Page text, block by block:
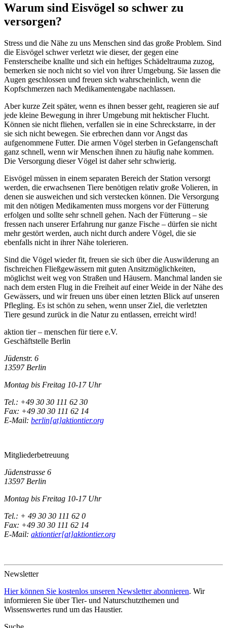
Warum sind Eisvögel so schwer zu
versorgen?
Stress und die Nähe zu uns Menschen sind das große Problem. Sind
die Eisvögel schwer verletzt wie dieser, der gegen eine
Fensterscheibe knallte und sich ein heftiges Schädeltrauma zuzog,
bemerken sie noch nicht so viel von ihrer Umgebung. Sie lassen die
Augen geschlossen und freuen sich wahrscheinlich, wenn die
Kopfschmerzen nach Medikamentengabe nachlassen.
Aber kurze Zeit später, wenn es ihnen besser geht, reagieren sie auf
jede kleine Bewegung in ihrer Umgebung mit hektischer Flucht.
Können sie nicht fliehen, verfallen sie in eine Schreckstarre, in der
sie sich nicht bewegen. Sie erbrechen dann vor Angst das
aufgenommene Futter. Die armen Vögel sterben in Gefangenschaft
ganz schnell, wenn wir Menschen ihnen zu häufig nahe kommen.
Die Versorgung dieser Vögel ist daher sehr schwierig.
Eisvögel müssen in einem separaten Bereich der Station versorgt
werden, die erwachsenen Tiere benötigen relativ große Volieren, in
denen sie ausweichen und sich verstecken können. Die Versorgung
mit den nötigen Medikamenten muss morgens vor der Fütterung
erfolgen und sollte sehr schnell gehen. Nach der Fütterung – sie
fressen nach unserer Erfahrung nur ganze Fische – dürfen sie nicht
mehr gestört werden, auch nicht durch andere Vögel, die sie
ebenfalls nicht in ihrer Nähe tolerieren.
Sind die Vögel wieder fit, freuen sie sich über die Auswilderung an
fischreichen Fließgewässern mit guten Ansitzmöglichkeiten,
möglichst weit weg von Straßen und Häusern. Manchmal landen sie
nach dem ersten Flug in die Freiheit auf einer Weide in der Nähe des
Gewässers, und wir freuen uns über einen letzten Blick auf unseren
Pflegling. Es ist schön zu sehen, wenn unser Ziel, die verletzten
Tiere gesund zurück in die Natur zu entlassen, erreicht wird!
aktion tier – menschen für tiere e.V.
Geschäftstelle Berlin
Jüdenstr. 6
13597 Berlin
Montag bis Freitag 10-17 Uhr
Tel.: +49 30 30 111 62 30
Fax: +49 30 30 111 62 14
E-Mail: berlin[at]aktiontier.org
Mitgliederbetreuung
Jüdenstrasse 6
13597 Berlin
Montag bis Freitag 10-17 Uhr
Tel.: + 49 30 30 111 62 0
Fax: +49 30 30 111 62 14
E-Mail: aktiontier[at]aktiontier.org
Newsletter
Hier können Sie kostenlos unseren Newsletter abonnieren. Wir
informieren Sie über Tier- und Naturschutzthemen und
Wissenswertes rund um das Haustier.